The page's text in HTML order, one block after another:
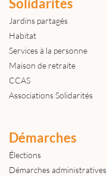
Solidarités
Jardins partagés
Habitat
Services à la personne
Maison de retraite
CCAS
Associations Solidarités
Démarches
Élections
Démarches administratives